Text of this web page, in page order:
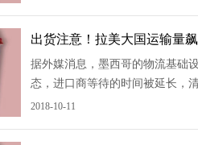
出货注意！拉美大国运输量
据外媒消息，墨西哥的物流基础
态，进口商等待的时间被延长，
长了14.8%，而拉萨罗卡德纳斯港
2018-10-11